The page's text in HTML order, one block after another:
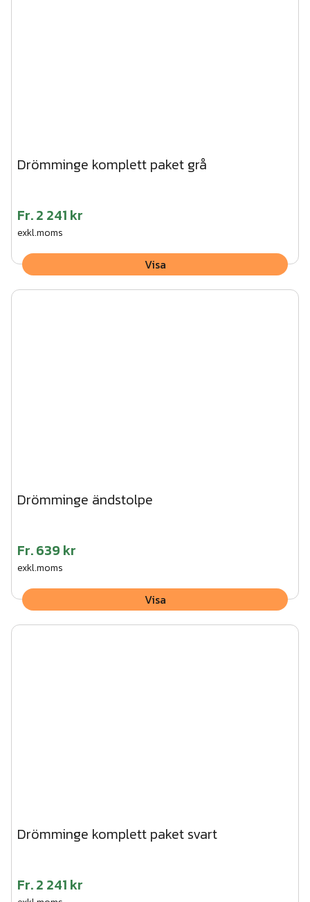
Drömminge komplett paket grå
Fr.2 241 kr
exkl.moms
Visa
Drömminge ändstolpe
Fr.639 kr
exkl.moms
Visa
Drömminge komplett paket svart
Fr.2 241 kr